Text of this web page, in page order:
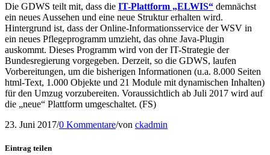
Die GDWS teilt mit, dass die IT-Plattform „ELWIS“ demnächst
ein neues Aussehen und eine neue Struktur erhalten wird.
Hintergrund ist, dass der Online-Informationsservice der WSV in
ein neues Pflegeprogramm umzieht, das ohne Java-Plugin
auskommt. Dieses Programm wird von der IT-Strategie der
Bundesregierung vorgegeben. Derzeit, so die GDWS, laufen
Vorbereitungen, um die bisherigen Informationen (u.a. 8.000 Seiten
html-Text, 1.000 Objekte und 21 Module mit dynamischen Inhalten)
für den Umzug vorzubereiten. Voraussichtlich ab Juli 2017 wird auf
die „neue“ Plattform umgeschaltet. (FS)
23. Juni 2017/0 Kommentare/von ckadmin
Eintrag teilen